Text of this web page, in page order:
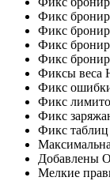
Фикс
Фикс
Фикс
Фикс
Фиксы веса
Фикс
Фикс
Фикс
Фикс таблиц
Добавлены
Мелкие